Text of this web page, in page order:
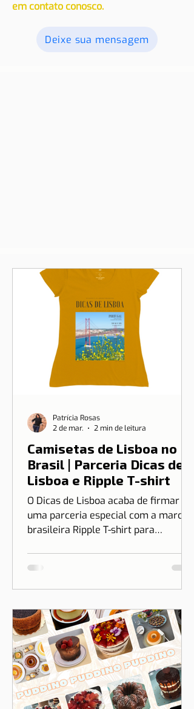
em contato conosco.
Deixe sua mensagem
Camisetas de Lisboa no
Brasil | Parceria Dicas de
Lisboa e Ripple T-shirt
O Dicas de Lisboa acaba de firmar
uma parceria especial com a marca
brasileira Ripple T-shirt para
Patrícia Rosas
2 de mar.
2 min de leitura